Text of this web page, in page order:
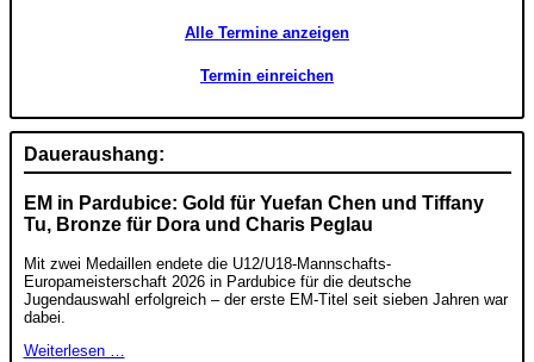
Alle Termine anzeigen
Termin einreichen
Daueraushang:
EM in Pardubice: Gold für Yuefan Chen und Tiffany
Tu, Bronze für Dora und Charis Peglau
Mit zwei Medaillen endete die U12/U18-Mannschafts-
Europameisterschaft 2026 in Pardubice für die deutsche
Jugendauswahl erfolgreich – der erste EM-Titel seit sieben Jahren war
dabei.
Weiterlesen …